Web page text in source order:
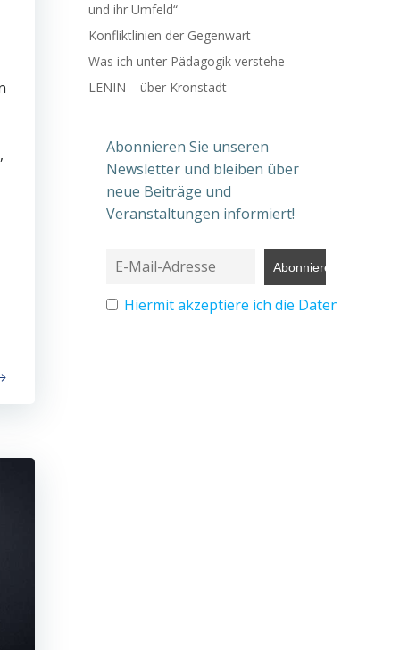
und ihr Umfeld“
Konfliktlinien der Gegenwart
Was ich unter Pädagogik verstehe
LENIN – über Kronstadt
Abonnieren Sie unseren
Newsletter und bleiben über
neue Beiträge und
Veranstaltungen informiert!
Hiermit akzeptiere ich die